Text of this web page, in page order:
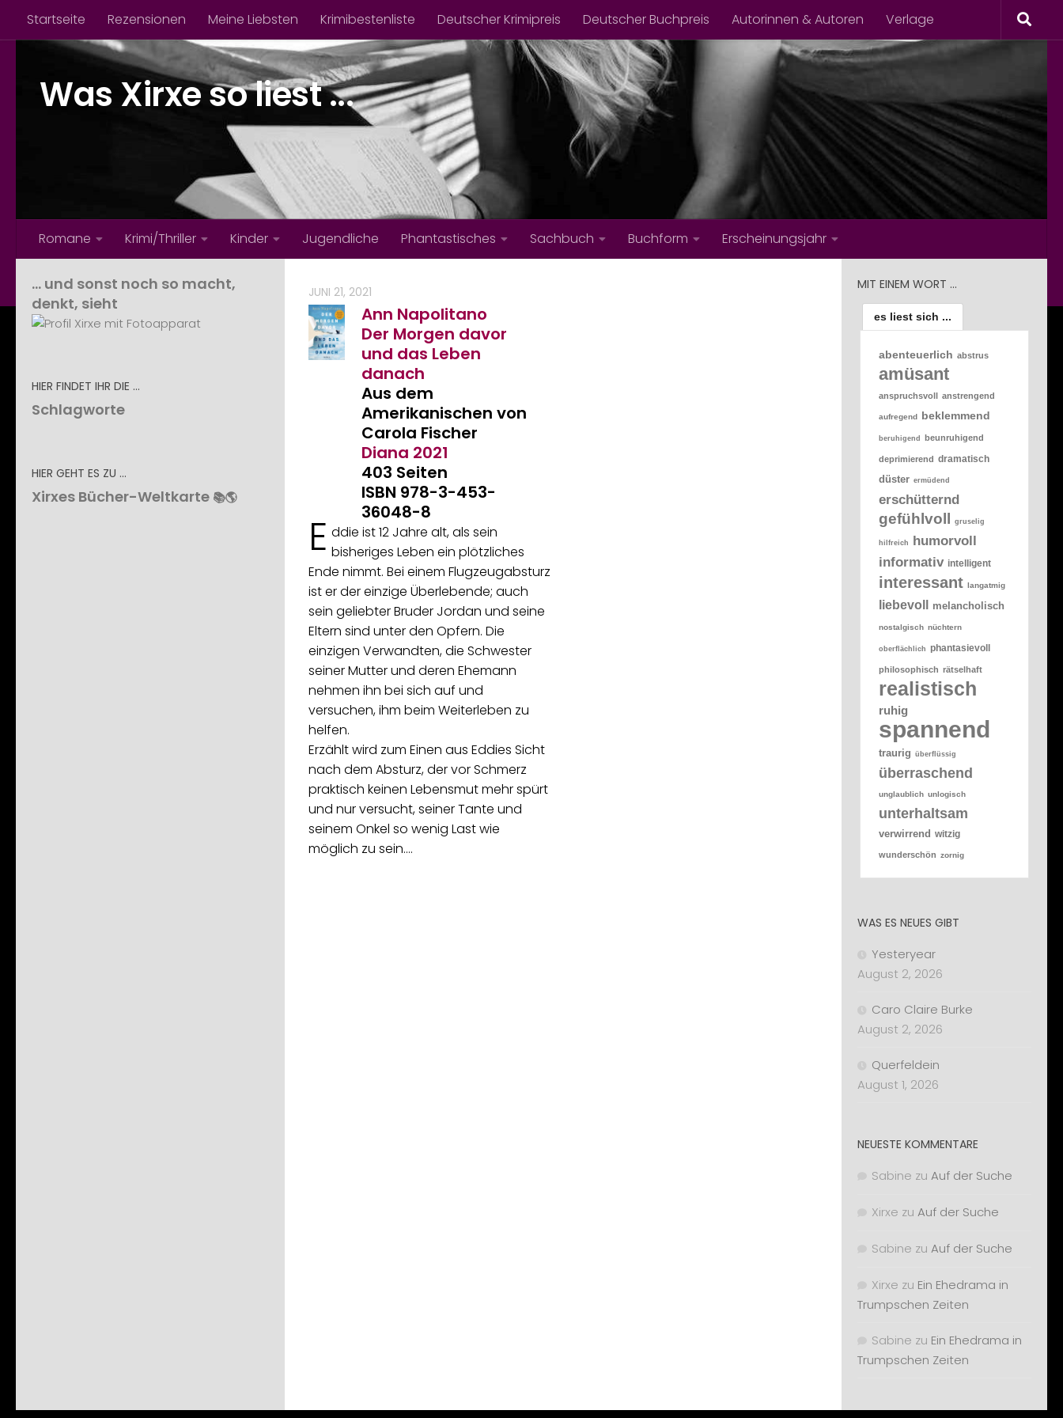
Zum Inhalt springen
Startseite Rezensionen Meine Liebsten Krimibestenliste Deutscher Krimipreis Deutscher Buchpreis Autorinnen & Autoren Verlage
Was Xirxe so liest ...
Romane Krimi/Thriller Kinder Jugendliche Phantastisches Sachbuch Buchform Erscheinungsjahr
JUNI 21, 2021
Ann Napolitano
Der Morgen davor
und das Leben
danach
Aus dem
Amerikanischen von
Carola Fischer
Diana 2021
403 Seiten
ISBN 978-3-453-
36048-8
E ddie ist 12 Jahre alt, als sein
bisheriges Leben ein plötzliches
Ende nimmt. Bei einem Flugzeugabsturz
ist er der einzige Überlebende; auch
sein geliebter Bruder Jordan und seine
Eltern sind unter den Opfern. Die
einzigen Verwandten, die Schwester
seiner Mutter und deren Ehemann
nehmen ihn bei sich auf und
versuchen, ihm beim Weiterleben zu
helfen.
Erzählt wird zum Einen aus Eddies Sicht
nach dem Absturz, der vor Schmerz
praktisch keinen Lebensmut mehr spürt
und nur versucht, seiner Tante und
seinem Onkel so wenig Last wie
möglich zu sein.…
… und sonst noch so macht,
denkt, sieht
HIER FINDET IHR DIE …
Schlagworte
HIER GEHT ES ZU …
Xirxes Bücher-Weltkarte 📚🌎
MIT EINEM WORT …
es liest sich ...
abenteuerlich abstrus
amüsant
anspruchsvoll anstrengend
aufregend beklemmend
beruhigend beunruhigend
deprimierend dramatisch
düster ermüdend
erschütternd
gefühlvoll gruselig
hilfreich
humorvoll
informativ intelligent
interessant langatmig
liebevoll melancholisch
nostalgisch nüchtern
oberflächlich phantasievoll
philosophisch rätselhaft
realistisch
ruhig
spannend
traurig überflüssig
überraschend
unglaublich unlogisch
unterhaltsam
verwirrend witzig
wunderschön zornig
WAS ES NEUES GIBT
Yesteryear
August 2, 2026
Caro Claire Burke
August 2, 2026
Querfeldein
August 1, 2026
NEUESTE KOMMENTARE
Sabine zu Auf der Suche
Xirxe zu Auf der Suche
Sabine zu Auf der Suche
Xirxe zu Ein Ehedrama in
Trumpschen Zeiten
Sabine zu Ein Ehedrama in
Trumpschen Zeiten